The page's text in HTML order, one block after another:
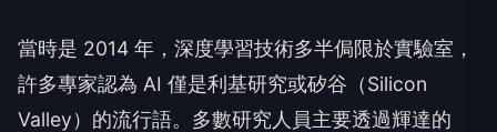
當時是 2014 年，深度學習技術多半侷限於實驗室，
許多專家認為 AI 僅是利基研究或矽谷（Silicon
Valley）的流行語。多數研究人員主要透過輝達的